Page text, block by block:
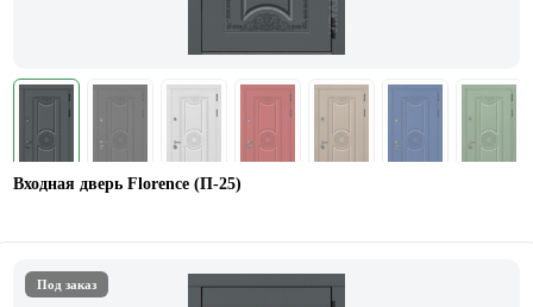
Входная дверь Florence (П-25)
Под заказ